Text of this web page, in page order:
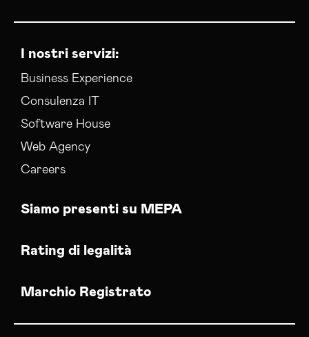
I nostri servizi:
Business Experience
Consulenza IT
Software House
Web Agency
Careers
Siamo presenti su MEPA
Rating di legalità
Marchio Registrato